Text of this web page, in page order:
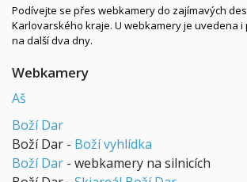
Podívejte se přes webkamery do zajímavých
Karlovarského kraje. U webkamery je uvedena
na další dva dny.
Webkamery
Aš
Boží Dar
Boží Dar - Boží vyhlídka
Boží Dar - webkamery na silnicích